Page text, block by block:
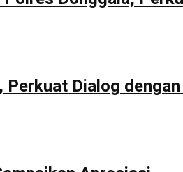
Perkuat Dialog